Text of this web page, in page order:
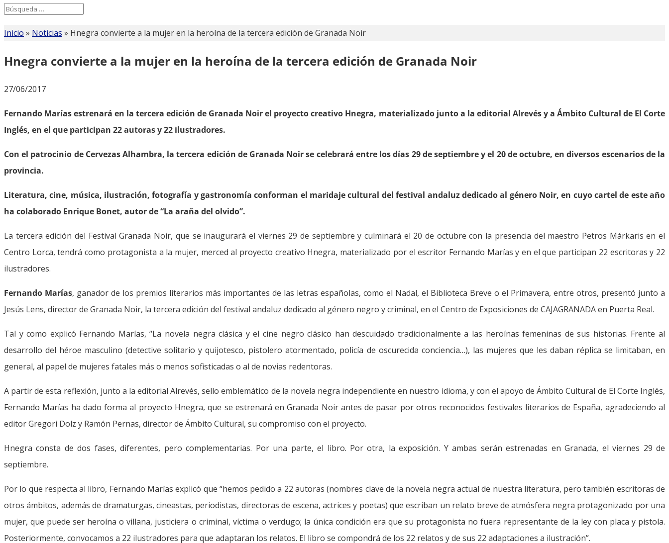
Search
for...
Inicio » Noticias » Hnegra convierte a la mujer en la heroína de la tercera edición de Granada Noir
Hnegra convierte a la mujer en la heroína de la tercera edición de Granada Noir
27/06/2017
Fernando Marías estrenará en la tercera edición de Granada Noir el proyecto creativo Hnegra, materializado junto a la editorial Alrevés y a Ámbito Cultural de El Corte
Inglés, en el que participan 22 autoras y 22 ilustradores.
Con el patrocinio de Cervezas Alhambra, la tercera edición de Granada Noir se celebrará entre los días 29 de septiembre y el 20 de octubre, en diversos escenarios de la
provincia.
Literatura, cine, música, ilustración, fotografía y gastronomía conforman el maridaje cultural del festival andaluz dedicado al género Noir, en cuyo cartel de este año
ha colaborado Enrique Bonet, autor de “La araña del olvido”.
La tercera edición del Festival Granada Noir, que se inaugurará el viernes 29 de septiembre y culminará el 20 de octubre con la presencia del maestro Petros Márkaris en el
Centro Lorca, tendrá como protagonista a la mujer, merced al proyecto creativo Hnegra, materializado por el escritor Fernando Marías y en el que participan 22 escritoras y 22
ilustradores.
Fernando Marías, ganador de los premios literarios más importantes de las letras españolas, como el Nadal, el Biblioteca Breve o el Primavera, entre otros, presentó junto a
Jesús Lens, director de Granada Noir, la tercera edición del festival andaluz dedicado al género negro y criminal, en el Centro de Exposiciones de CAJAGRANADA en Puerta Real.
Tal y como explicó Fernando Marías, “La novela negra clásica y el cine negro clásico han descuidado tradicionalmente a las heroínas femeninas de sus historias. Frente al
desarrollo del héroe masculino (detective solitario y quijotesco, pistolero atormentado, policía de oscurecida conciencia…), las mujeres que les daban réplica se limitaban, en
general, al papel de mujeres fatales más o menos sofisticadas o al de novias redentoras.
A partir de esta reflexión, junto a la editorial Alrevés, sello emblemático de la novela negra independiente en nuestro idioma, y con el apoyo de Ámbito Cultural de El Corte Inglés,
Fernando Marías ha dado forma al proyecto Hnegra, que se estrenará en Granada Noir antes de pasar por otros reconocidos festivales literarios de España, agradeciendo al
editor Gregori Dolz y Ramón Pernas, director de Ámbito Cultural, su compromiso con el proyecto.
Hnegra consta de dos fases, diferentes, pero complementarias. Por una parte, el libro. Por otra, la exposición. Y ambas serán estrenadas en Granada, el viernes 29 de
septiembre.
Por lo que respecta al libro, Fernando Marías explicó que “hemos pedido a 22 autoras (nombres clave de la novela negra actual de nuestra literatura, pero también escritoras de
otros ámbitos, además de dramaturgas, cineastas, periodistas, directoras de escena, actrices y poetas) que escriban un relato breve de atmósfera negra protagonizado por una
mujer, que puede ser heroína o villana, justiciera o criminal, víctima o verdugo; la única condición era que su protagonista no fuera representante de la ley con placa y pistola.
Posteriormente, convocamos a 22 ilustradores para que adaptaran los relatos. El libro se compondrá de los 22 relatos y de sus 22 adaptaciones a ilustración”.